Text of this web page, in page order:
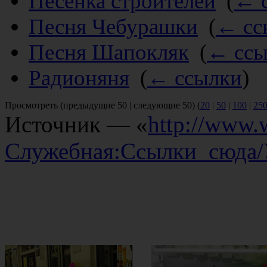
Песня Чебурашки ( ←
Песня Шапокляк ( ←
Радионяня ( ← ссылки)
Просмотреть (предыдущие 50 | следующие 50) (20 | 50 | 100 | 250
Источник — «http://